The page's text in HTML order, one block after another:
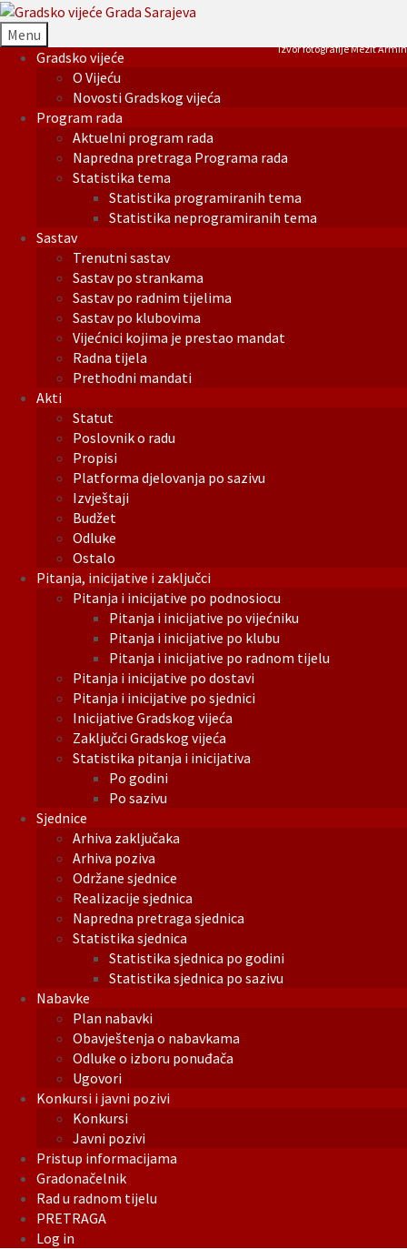
Menu
Gradsko vijeće
O Vijeću
Novosti Gradskog vijeća
Program rada
Aktuelni program rada
Napredna pretraga Programa rada
Statistika tema
Statistika programiranih tema
Statistika neprogramiranih tema
Sastav
Trenutni sastav
Sastav po strankama
Sastav po radnim tijelima
Sastav po klubovima
Vijećnici kojima je prestao mandat
Radna tijela
Prethodni mandati
Akti
Statut
Poslovnik o radu
Propisi
Platforma djelovanja po sazivu
Izvještaji
Budžet
Odluke
Ostalo
Pitanja, inicijative i zaključci
Pitanja i inicijative po podnosiocu
Pitanja i inicijative po vijećniku
Pitanja i inicijative po klubu
Pitanja i inicijative po radnom tijelu
Pitanja i inicijative po dostavi
Pitanja i inicijative po sjednici
Inicijative Gradskog vijeća
Zaključci Gradskog vijeća
Statistika pitanja i inicijativa
Po godini
Po sazivu
Sjednice
Arhiva zaključaka
Arhiva poziva
Održane sjednice
Realizacije sjednica
Napredna pretraga sjednica
Statistika sjednica
Statistika sjednica po godini
Statistika sjednica po sazivu
Nabavke
Plan nabavki
Obavještenja o nabavkama
Odluke o izboru ponuđača
Ugovori
Konkursi i javni pozivi
Konkursi
Javni pozivi
Pristup informacijama
Gradonačelnik
Rad u radnom tijelu
PRETRAGA
Log in
Izvor fotografije Mezit Armin